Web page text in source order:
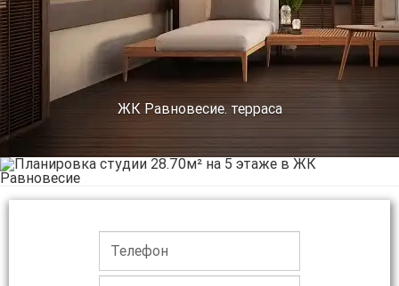
ЖК Равновесие. терраса